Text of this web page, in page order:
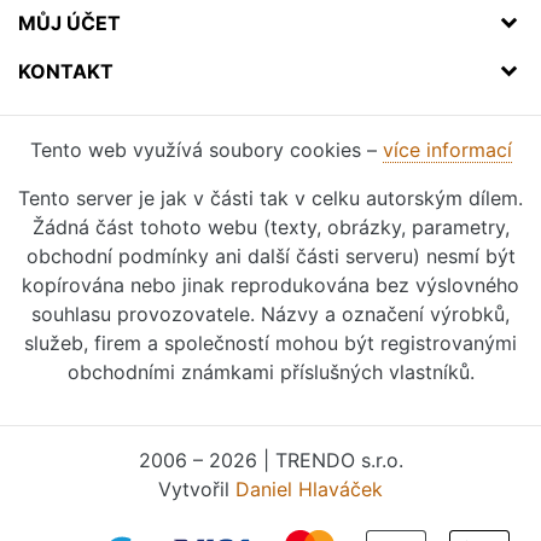
MŮJ ÚČET
KONTAKT
Tento web využívá soubory cookies – více informací
Tento server je jak v části tak v celku autorským dílem.
Žádná část tohoto webu (texty, obrázky, parametry,
obchodní podmínky ani další části serveru) nesmí být
kopírována nebo jinak reprodukována bez výslovného
souhlasu provozovatele. Názvy a označení výrobků,
služeb, firem a společností mohou být registrovanými
obchodními známkami příslušných vlastníků.
2006 – 2026 | TRENDO s.r.o.
Vytvořil Daniel Hlaváček